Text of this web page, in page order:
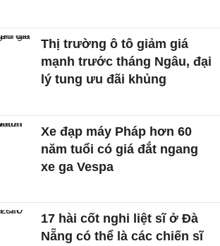
Thị trường ô tô giảm giá
mạnh trước tháng Ngâu, đại
lý tung ưu đãi khủng
Xe đạp máy Pháp hơn 60
năm tuổi có giá đắt ngang
xe ga Vespa
17 hài cốt nghi liệt sĩ ở Đà
Nẵng có thể là các chiến sĩ